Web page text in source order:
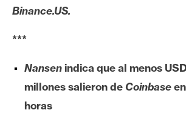
e
r
e
Binance.US.
***
Nansenindica que al menos
millones salieron de Coinbase
horas